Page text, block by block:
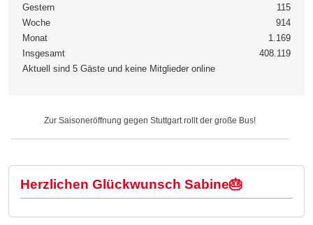
Gestern
115
Woche
914
Monat
1.169
Insgesamt
408.119
Aktuell sind 5 Gäste und keine Mitglieder online
Zur Saisoneröffnung gegen Stuttgart rollt der große Bus!
Herzlichen Glückwunsch Sabine🎂